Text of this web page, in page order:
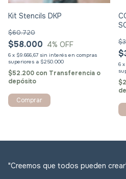
Kit Stencils DKP
$58.000
$60.720
4% OFF
6 x $9.666,67 sin interés
$52.200 con Transferencia o
depósito
6 x
"Creemos que todos pueden